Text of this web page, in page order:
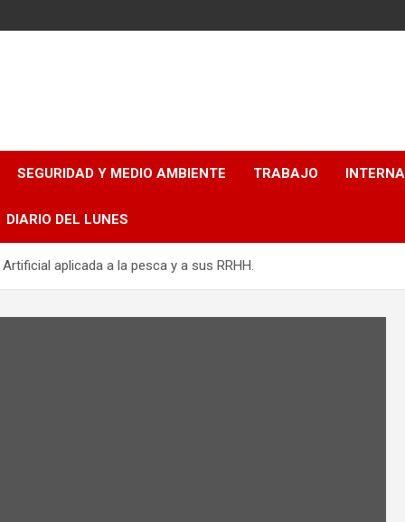
SEGURIDAD Y MEDIO AMBIENTE TRABAJO
DIARIO DEL LUNES
aplicada a la pesca y a sus RRHH.